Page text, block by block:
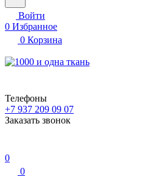
Войти
0 Избранное
0 Корзина
Телефоны
+7 937 209 09 07
Заказать звонок
0
0